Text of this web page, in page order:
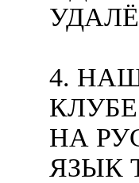
4.
НА
ЯЗЫК